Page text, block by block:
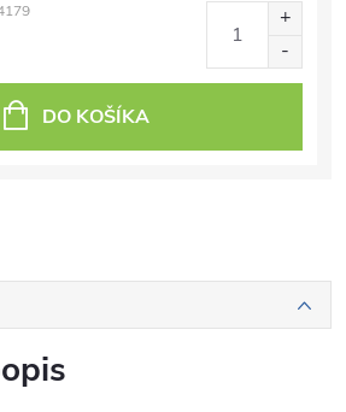
DO KOŠÍKA